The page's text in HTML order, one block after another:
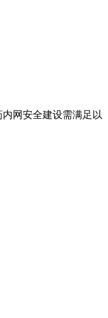
网安全建设需满足以